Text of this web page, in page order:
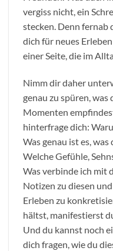
vergiss nicht, ein
stecken. Denn fernab
dich für neues
einer Seite, die im
Nimm dir daher
genau zu spüren, was
Momenten
hinterfrage dich:
Was genau ist es,
Welche Gefühle,
Was verbinde ich mit
Notizen zu diesen
Erleben zu
hältst, manifestierst
Und du kannst noch
dich fragen, wie du